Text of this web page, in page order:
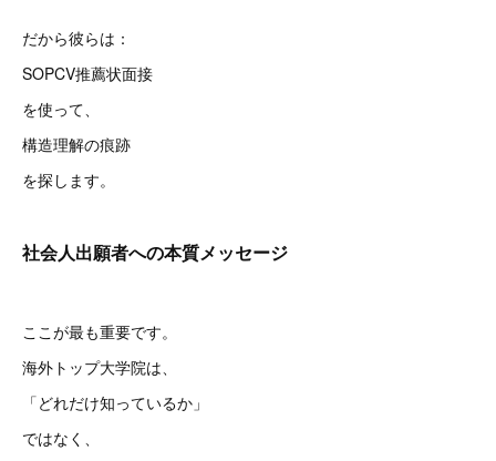
だから彼らは：
SOPCV推薦状面接
を使って、
構造理解の痕跡
を探します。
社会人出願者への本質メッセージ
ここが最も重要です。
海外トップ大学院は、
「どれだけ知っているか」
ではなく、